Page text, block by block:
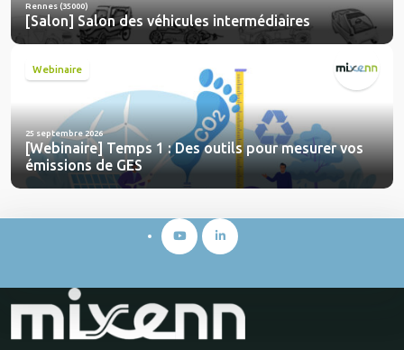
Rennes (35000)
[Salon] Salon des véhicules intermédiaires
Webinaire
25 septembre 2026
[Webinaire] Temps 1 : Des outils pour mesurer vos
émissions de GES